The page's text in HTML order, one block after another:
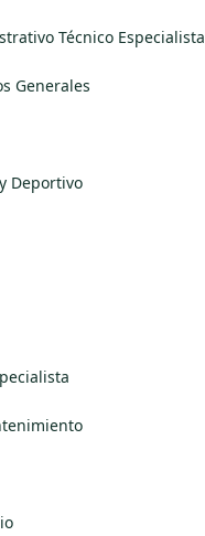
Técnico Especialista
Generales
Deportivo